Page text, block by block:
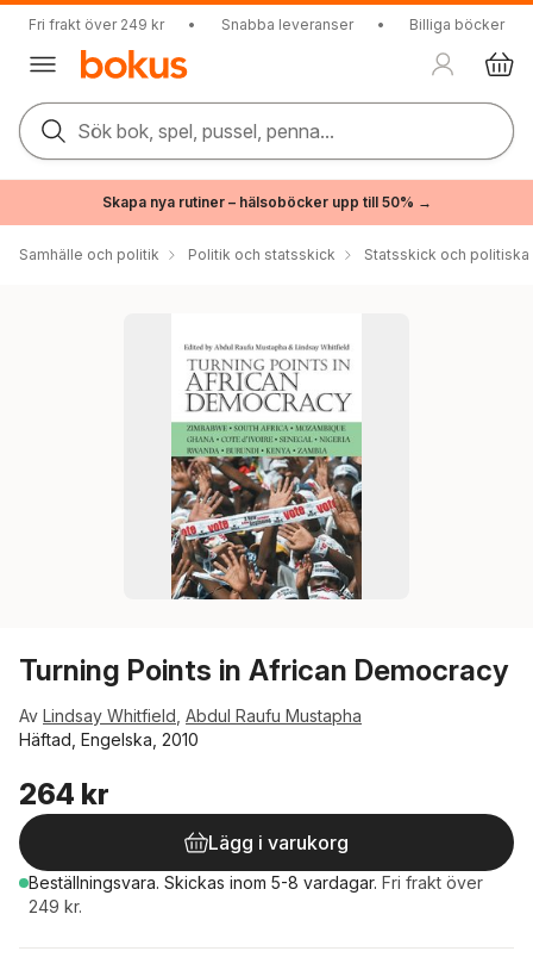
Fri frakt över 249 kr • Snabba leveranser • Billiga böcker
Sök bok, spel, pussel, penna...
Skapa nya rutiner – hälsoböcker upp till 50% →
Samhälle och politik Politik och statsskick Statsskick och
Turning Points in African Democracy
Av Lindsay Whitfield Abdul Raufu Mustapha
Häftad, Engelska, 2010
264 kr
Lägg i varukorg
Beställningsvara. Skickas inom 5-8 vardagar. Fri frakt över
249 kr.